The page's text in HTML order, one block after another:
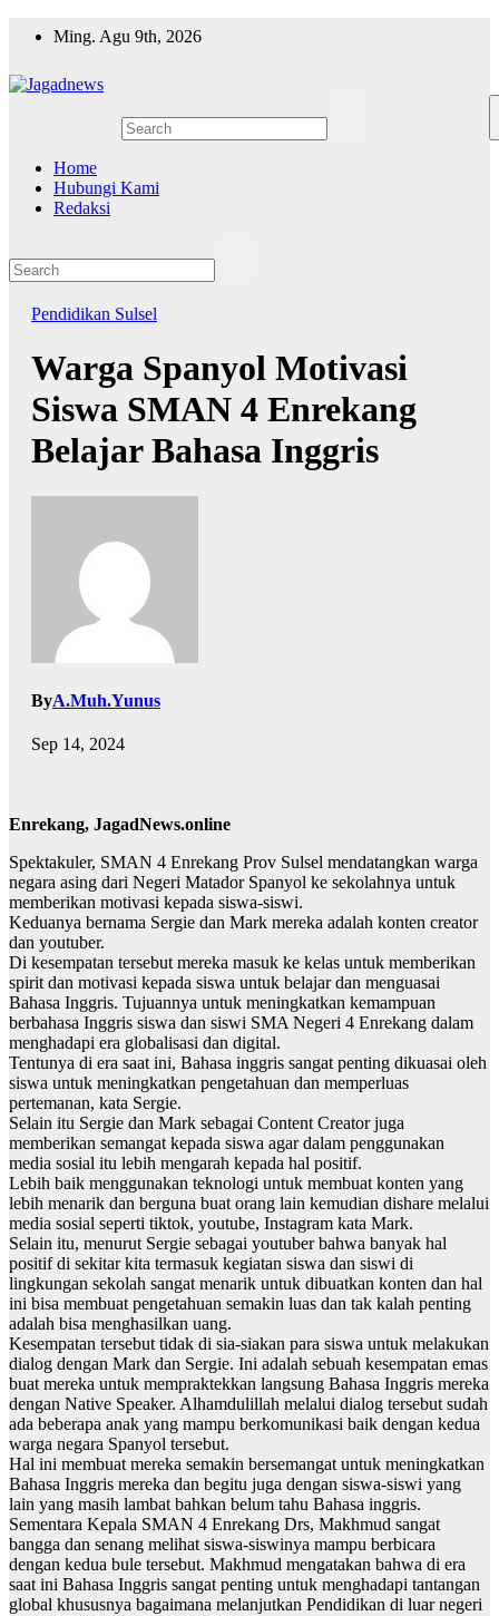
Ming. Agu 9th, 2026
Home
Hubungi Kami
Redaksi
Pendidikan Sulsel
Warga Spanyol Motivasi
Siswa SMAN 4 Enrekang
Belajar Bahasa Inggris
ByA.Muh.Yunus
Sep 14, 2024
Enrekang, JagadNews.online
Spektakuler, SMAN 4 Enrekang Prov Sulsel mendatangkan warga
negara asing dari Negeri Matador Spanyol ke sekolahnya untuk
memberikan motivasi kepada siswa-siswi.
Keduanya bernama Sergie dan Mark mereka adalah konten creator
dan youtuber.
Di kesempatan tersebut mereka masuk ke kelas untuk memberikan
spirit dan motivasi kepada siswa untuk belajar dan menguasai
Bahasa Inggris. Tujuannya untuk meningkatkan kemampuan
berbahasa Inggris siswa dan siswi SMA Negeri 4 Enrekang dalam
menghadapi era globalisasi dan digital.
Tentunya di era saat ini, Bahasa inggris sangat penting dikuasai oleh
siswa untuk meningkatkan pengetahuan dan memperluas
pertemanan, kata Sergie.
Selain itu Sergie dan Mark sebagai Content Creator juga
memberikan semangat kepada siswa agar dalam penggunakan
media sosial itu lebih mengarah kepada hal positif.
Lebih baik menggunakan teknologi untuk membuat konten yang
lebih menarik dan berguna buat orang lain kemudian dishare melalui
media sosial seperti tiktok, youtube, Instagram kata Mark.
Selain itu, menurut Sergie sebagai youtuber bahwa banyak hal
positif di sekitar kita termasuk kegiatan siswa dan siswi di
lingkungan sekolah sangat menarik untuk dibuatkan konten dan hal
ini bisa membuat pengetahuan semakin luas dan tak kalah penting
adalah bisa menghasilkan uang.
Kesempatan tersebut tidak di sia-siakan para siswa untuk melakukan
dialog dengan Mark dan Sergie. Ini adalah sebuah kesempatan emas
buat mereka untuk mempraktekkan langsung Bahasa Inggris mereka
dengan Native Speaker. Alhamdulillah melalui dialog tersebut sudah
ada beberapa anak yang mampu berkomunikasi baik dengan kedua
warga negara Spanyol tersebut.
Hal ini membuat mereka semakin bersemangat untuk meningkatkan
Bahasa Inggris mereka dan begitu juga dengan siswa-siswi yang
lain yang masih lambat bahkan belum tahu Bahasa inggris.
Sementara Kepala SMAN 4 Enrekang Drs, Makhmud sangat
bangga dan senang melihat siswa-siswinya mampu berbicara
dengan kedua bule tersebut. Makhmud mengatakan bahwa di era
saat ini Bahasa Inggris sangat penting untuk menghadapi tantangan
global khususnya bagaimana melanjutkan Pendidikan di luar negeri